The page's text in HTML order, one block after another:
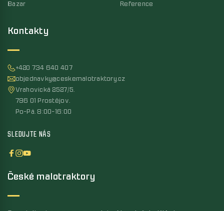
Kontakty
+420 734 640 407
objednavky@ceskemalotraktory.cz
Vrahovická 2527/5,
796 01 Prostějov,
Po-Pá, 8:00-16:00
SLEDUJTE NÁS
Bazar
Reference
České malotraktory